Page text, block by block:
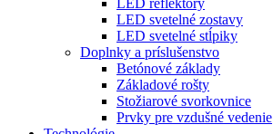
LED reflektory
LED svetelné zostavy
LED svetelné stĺpiky
Doplnky a príslušenstvo
Betónové základy
Základové rošty
Stožiarové svorkovnice
Prvky pre vzdušné vedenie